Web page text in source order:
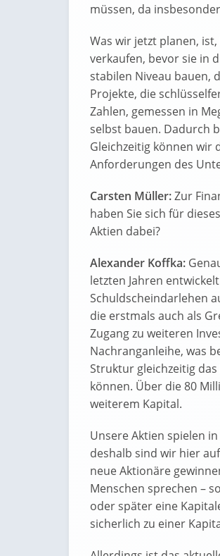
müssen, da
Was wir jetzt planen,
verkaufen, bevor sie in
stabilen Niveau bauen,
Projekte, die
Zahlen, gemessen in
selbst bauen. Dadurch
Gleichzeitig können wir
Anforderungen des
Carsten Müller:Zur
haben Sie sich für
Aktien dabei?
Alexander Koffka:
letzten Jahren
Schuldscheindarlehen
die erstmals auch als
Zugang zu weiteren
Nachranganleihe, was
Struktur gleichzeitig
können. Über die 80
weiterem Kapital.
Unsere Aktien spielen
deshalb sind wir hier
neue Aktionäre
Menschen sprechen –
oder später eine
sicherlich zu einer